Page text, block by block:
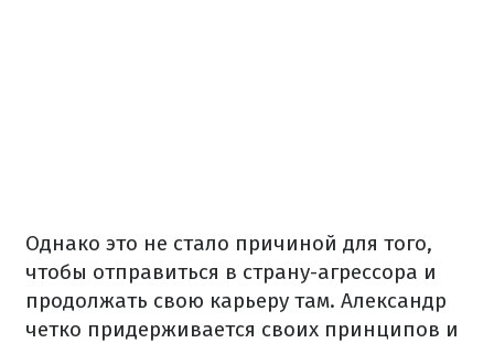
Однако это не стало причиной для того,
чтобы отправиться в страну-агрессора и
продолжать свою карьеру там. Александр
четко придерживается своих принципов и